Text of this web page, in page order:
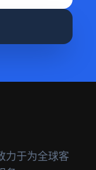
力于为全球客